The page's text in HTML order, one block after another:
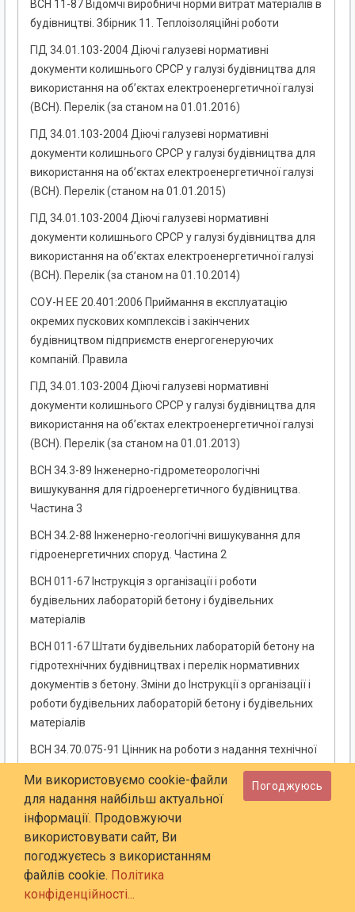
ВСН 11-87 Відомчі виробничі норми витрат матеріалів в
будівництві. Збірник 11. Теплоізоляційні роботи
ГІД 34.01.103-2004 Діючі галузеві нормативні
документи колишнього СРСР у галузі будівництва для
використання на об’єктах електроенергетичної галузі
(ВСН). Перелік (за станом на 01.01.2016)
ГІД 34.01.103-2004 Діючі галузеві нормативні
документи колишнього СРСР у галузі будівництва для
використання на об’єктах електроенергетичної галузі
(ВСН). Перелік (станом на 01.01.2015)
ГІД 34.01.103-2004 Діючі галузеві нормативні
документи колишнього СРСР у галузі будівництва для
використання на об’єктах електроенергетичної галузі
(ВСН). Перелік (за станом на 01.10.2014)
СОУ-Н ЕЕ 20.401:2006 Приймання в експлуатацію
окремих пускових комплексів і закінчених
будівництвом підприємств енергогенеруючих
компаній. Правила
ГІД 34.01.103-2004 Діючі галузеві нормативні
документи колишнього СРСР у галузі будівництва для
використання на об’єктах електроенергетичної галузі
(ВСН). Перелік (за станом на 01.01.2013)
ВСН 34.3-89 Інженерно-гідрометеорологічні
вишукування для гідроенергетичного будівництва.
Частина 3
ВСН 34.2-88 Інженерно-геологічні вишукування для
гідроенергетичних споруд. Частина 2
ВСН 011-67 Інструкція з організації і роботи
будівельних лабораторій бетону і будівельних
матеріалів
ВСН 011-67 Штати будівельних лабораторій бетону на
гідротехнічних будівництвах і перелік нормативних
документів з бетону. Зміни до Інструкції з організації і
роботи будівельних лабораторій бетону і будівельних
матеріалів
ВСН 34.70.075-91 Цінник на роботи з надання технічної
енергопідприємств. Частина 2. Розділи 9-16
ВСН 34.70.075-91 Цінник на роботи з надання технічної
допомоги при введенні в експлуатацію
енергопідприємств. Частина 1. Розділи 1-8
ВСН 49-86 Проектування тимчасового кріплення
гідротехнічних тунелів
Ми використовуємо cookie-файли
для надання найбільш актуальної
інформації. Продовжуючи
використовувати сайт, Ви
погоджуєтесь з використанням
файлів cookie. Політика
конфіденційності...
Погоджуюсь